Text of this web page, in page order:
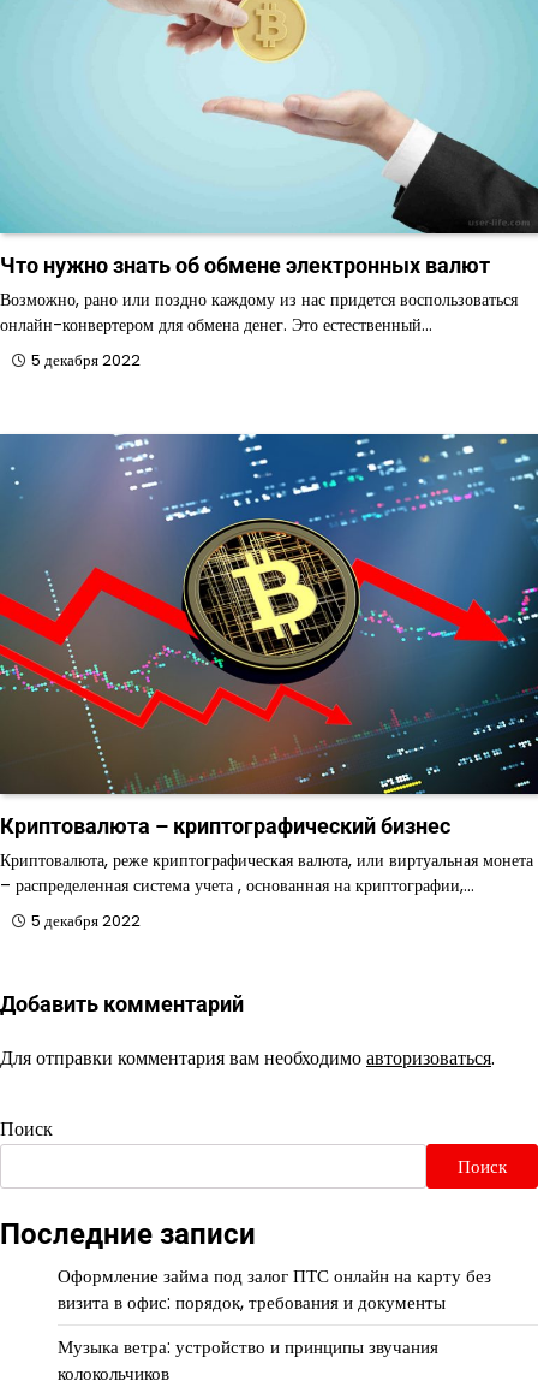
Что нужно знать об обмене электронных валют
Возможно, рано или поздно каждому из нас придется воспользоваться
онлайн-конвертером для обмена денег. Это естественный…
5 декабря 2022
Криптовалюта – криптографический бизнес
Криптовалюта, реже криптографическая валюта, или виртуальная монета
– распределенная система учета , основанная на криптографии,…
5 декабря 2022
Добавить комментарий
Для отправки комментария вам необходимоавторизоваться.
Поиск
Поиск
Последние записи
Оформление займа под залог ПТС онлайн на карту без
визита в офис: порядок, требования и документы
Музыка ветра: устройство и принципы звучания
колокольчиков